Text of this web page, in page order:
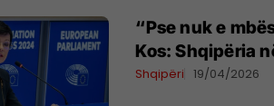
“Pse nuk e
Kos: Shqipëria
Shqipëri 19/04/2026